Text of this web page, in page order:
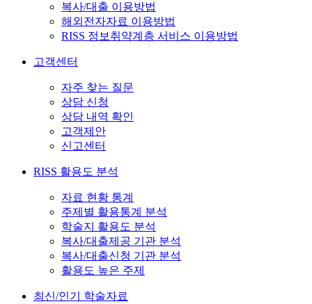
복사/대출 이용방법
해외전자자료 이용방법
RISS 정보취약계층 서비스 이용방법
고객센터
자주 찾는 질문
상담 신청
상담 내역 확인
고객제안
신고센터
RISS 활용도 분석
자료 현황 통계
주제별 활용통계 분석
학술지 활용도 분석
복사/대출제공 기관 분석
복사/대출신청 기관 분석
활용도 높은 주제
최신/인기 학술자료